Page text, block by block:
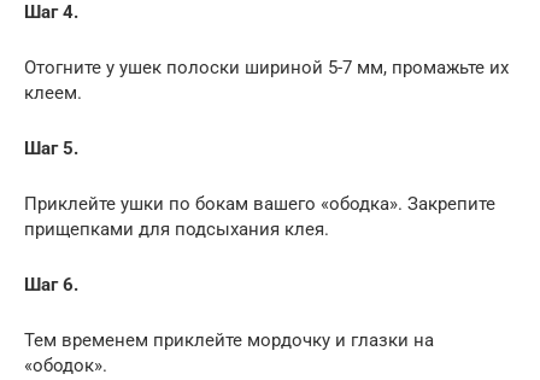
Шаг 4.
Отогните у ушек полоски шириной 5-7 мм, промажьте их
клеем.
Шаг 5.
Приклейте ушки по бокам вашего «ободка». Закрепите
прищепками для подсыхания клея.
Шаг 6.
Тем временем приклейте мордочку и глазки на
«ободок».